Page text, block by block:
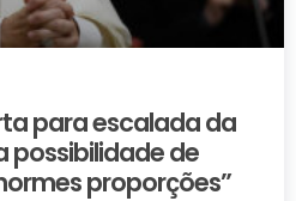
para escalada da
possibilidade de
proporções”